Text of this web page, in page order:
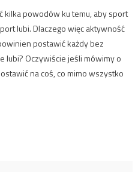
kilka powodów ku temu, aby sport
lubi. Dlaczego więc aktywność
postawić każdy bez
lubi? Oczywiście jeśli mówimy o
na coś, co mimo wszystko